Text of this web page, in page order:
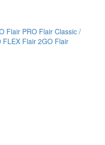
Flair PRO Flair Classic /
FLEX Flair 2GO Flair